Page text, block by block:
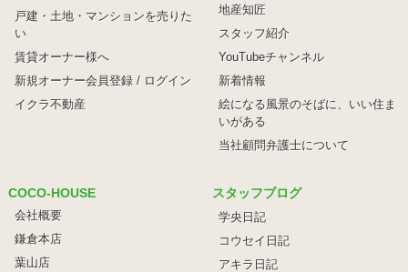
戸建・土地・マンションを売りた
い
賃貸オーナー様へ
新規オーナー会員登録 / ログイン
イクラ不動産
地産知匠
スタッフ紹介
YouTubeチャンネル
新着情報
絵になる風景のそばに、 いい住ま
いがある
当社顧問弁護士について
COCO-HOUSE
会社概要
鎌倉本店
葉山店
スタッフブログ
学央日記
コウセイ日記
アキラ日記